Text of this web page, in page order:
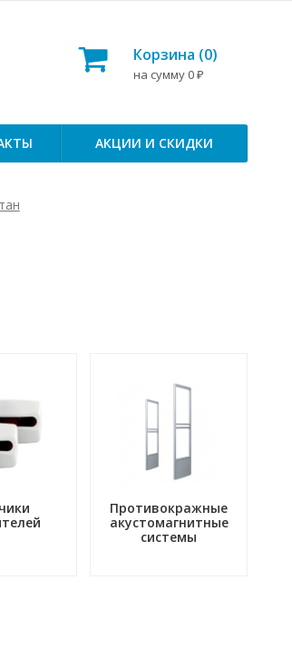
Корзина (0)
на сумму 0 ₽
АКЦИИ И СКИДКИ
Противокражные
акустомагнитные
системы